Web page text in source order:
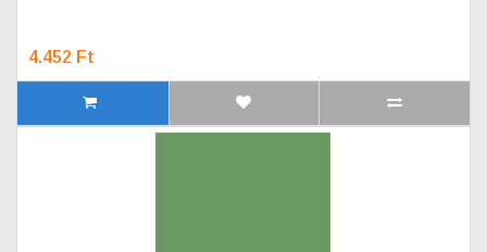
4.452 Ft